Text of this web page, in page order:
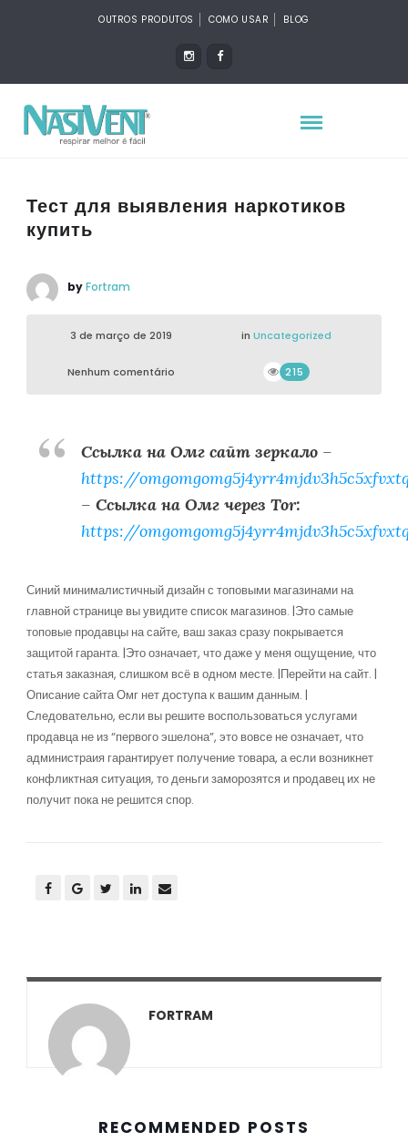
OUTROS PRODUTOS COMO USAR BLOG
Тест для выявления наркотиков
купить
byFortram
3 de março de 2019 in Uncategorized
Nenhum comentário 215
Ссылка на Омг сайт зеркало–
https://
– Ссылка на Омг через Tor:
https://
Синий минималистичный дизайн с топовыми магазинами на
главной странице вы увидите список магазинов. |Это самые
топовые продавцы на сайте, ваш заказ сразу покрывается
защитой гаранта. |Это означает, что даже у меня ощущение, что
статья заказная, слишком всё в одном месте. |Перейти на сайт. |
Описание сайта Омг нет доступа к вашим данным. |
Следовательно, если вы решите воспользоваться услугами
продавца не из “первого эшелона”, это вовсе не означает, что
администраия гарантирует получение товара, а если возникнет
конфликтная ситуация, то деньги заморозятся и продавец их не
получит пока не решится спор.
FORTRAM
RECOMMENDED POSTS